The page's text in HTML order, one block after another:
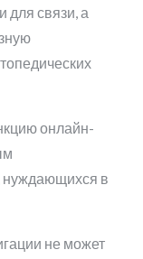
связи, а
онлайн-
нуждающихся в
не может